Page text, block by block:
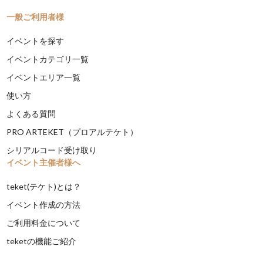
一般ご利用者様
イベントを探す
イベントカテゴリ一覧
イベントエリア一覧
使い方
よくある質問
PRO ARTEKET（プロアルテケト）
シリアルコード受け取り
イベント主催者様へ
teket(テケト)とは？
イベント作成の方法
ご利用料金について
teketの機能ご紹介